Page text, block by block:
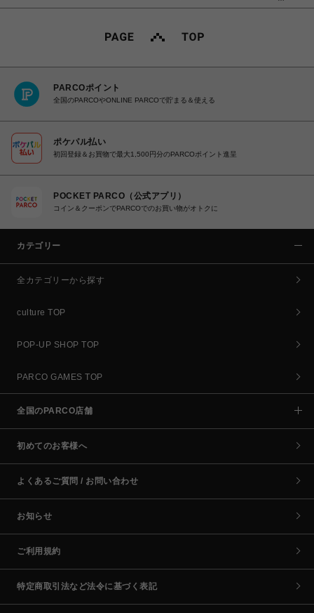
PARCOポイント
全国のPARCOやONLINE PARCOで貯まる＆使える
ポケパル払い
初回登録＆お買物で最大1,500円分のPARCOポイント進呈
POCKET PARCO（公式アプリ）
コイン＆クーポンでPARCOでのお買い物がオトクに
カテゴリー
全カテゴリーから探す
culture TOP
POP-UP SHOP TOP
PARCO GAMES TOP
全国のPARCO店舗
初めてのお客様へ
よくあるご質問 / お問い合わせ
お知らせ
ご利用規約
特定商取引法など法令に基づく表記